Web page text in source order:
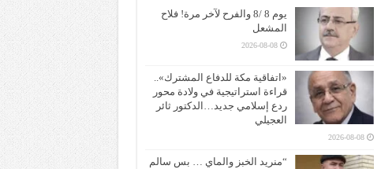
يوم 8 /8 والفرح لآخر مرة! فلاح
المشعل
2026-08-08
«اتفاقية مكة للدفاع المشترك»..
قراءة استراتيجية في ولادة محور
ردع إسلامي جديد…الدكتور ثائر
العجيلي
2026-08-08
“منريد الخبز والماي … بس سالم